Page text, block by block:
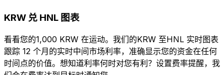
KRW 兑 HNL 图表
看看您的1,000 KRW 在运动。我们的KRW 至HNL 实时图表
跟踪 12 个月的实时中间市场利率，准确显示您的资金在任何
时间点的价值。想知道利率何时对您有利？设置费率提醒，我